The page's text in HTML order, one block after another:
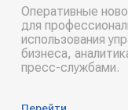
Оперативные
для
использования
бизнеса,
пресс-службами.